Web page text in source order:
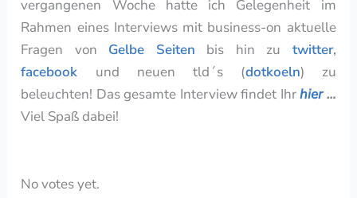
vergangenen Woche hatte ich Gelegenheit im
Rahmen eines Interviews mit business-on aktuelle
Fragen von Gelbe Seiten bis hin zu twitter,
facebook und neuen tld´s (dotkoeln) zu
beleuchten! Das gesamte Interview findet Ihrhier…
Viel Spaß dabei!
No votes yet.